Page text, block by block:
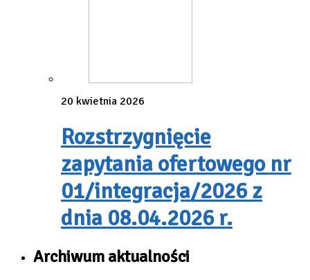
20 kwietnia 2026
Rozstrzygnięcie
zapytania ofertowego nr
01/integracja/2026 z
dnia 08.04.2026 r.
Archiwum aktualności